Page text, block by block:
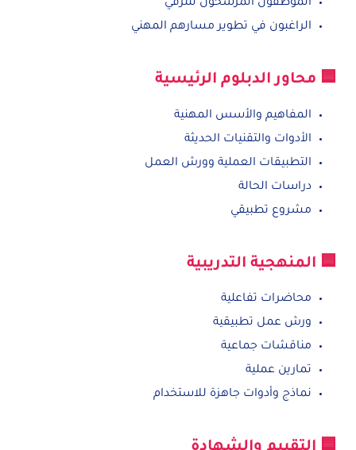
الموظفون المرشحون للترقي
الراغبون في تطوير مسارهم المهني
🟦 محاور الدبلوم الرئيسية
المفاهيم والأسس المهنية
الأدوات والتقنيات الحديثة
التطبيقات العملية وورش العمل
دراسات الحالة
مشروع تطبيقي
🟦 المنهجية التدريبية
محاضرات تفاعلية
ورش عمل تطبيقية
مناقشات جماعية
تمارين عملية
نماذج وأدوات جاهزة للاستخدام